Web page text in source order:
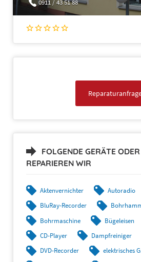
0911 / 43 51 88
FOLGENDE GERÄTE
REPARIEREN WIR
Aktenvernichter Autoradio
BluRay-Recorder
Bohrmaschine
Bügeleisen
CD-Player
Dampfreiniger
DVD-Recorder
elektrisches